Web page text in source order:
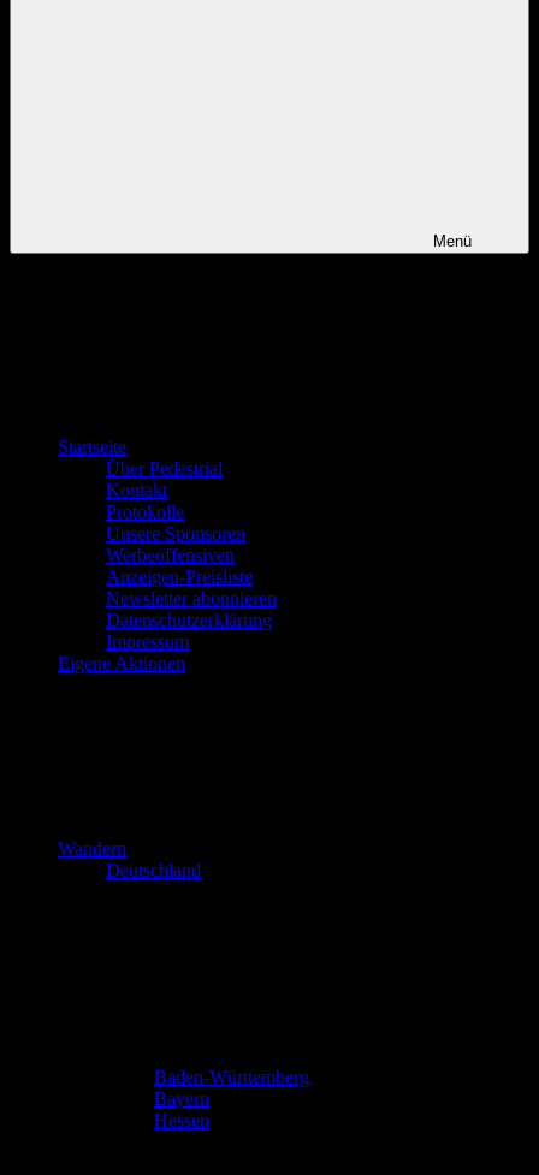
Menü
Startseite
Über Pedestrial
Kontakt
Protokolle
Unsere Sponsoren
Werbeoffensiven
Anzeigen-Preisliste
Newsletter abonnieren
Datenschutzerklärung
Impressum
Eigene Aktionen
Wandern
Deutschland
Baden-Württemberg
Bayern
Hessen